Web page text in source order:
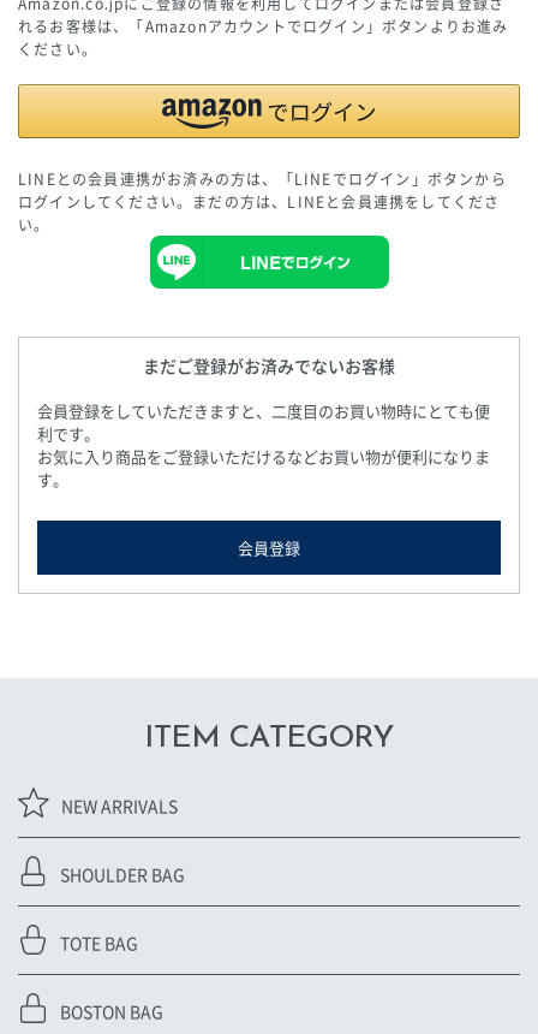
れるお客様は、「Amazonアカウントでログイン」ボタンよりお進み
ください。
LINEとの会員連携がお済みの方は、「LINEでログイン」ボタンから
ログインしてください。まだの方は、 LINEと会員連携をしてくださ
い。
まだご登録がお済みでないお客様
会員登録をしていただきますと、二度目のお買い物時にとても便
利です。
お気に入り商品をご登録いただけるなどお買い物が便利になりま
す。
会員登録
ITEM CATEGORY
NEW ARRIVALS
SHOULDER BAG
TOTE BAG
BOSTON BAG